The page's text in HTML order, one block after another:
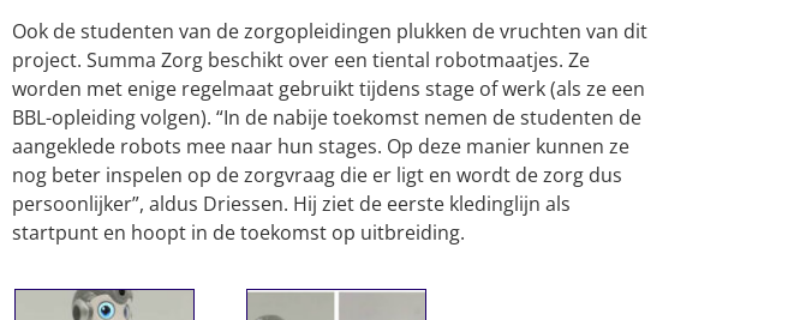
Ook de studenten van de zorgopleidingen plukken de vruchten van dit
project. Summa Zorg beschikt over een tiental robotmaatjes. Ze
worden met enige regelmaat gebruikt tijdens stage of werk (als ze een
BBL-opleiding volgen). “In de nabije toekomst nemen de studenten de
aangeklede robots mee naar hun stages. Op deze manier kunnen ze
nog beter inspelen op de zorgvraag die er ligt en wordt de zorg dus
persoonlijker”, aldus Driessen. Hij ziet de eerste kledinglijn als
startpunt en hoopt in de toekomst op uitbreiding.